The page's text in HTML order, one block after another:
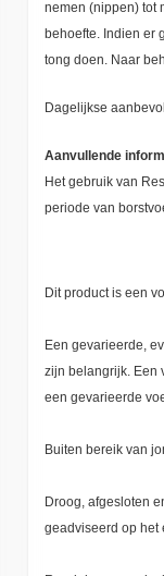
nemen (nippen) tot
behoefte. Indien er
tong doen. Naar
Dagelijkse
Aanvullende
Het gebruik van
periode van
Dit product is een
Een gevarieerde,
zijn belangrijk. Een
een gevarieerde
Buiten bereik van
Droog, afgesloten
geadviseerd op het